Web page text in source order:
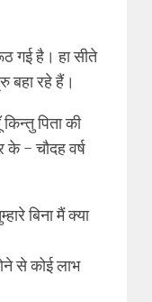
गई है। हा सीते
बहा रहे हैं।
पिता की
– चौदह वर्ष
बिना मैं क्या
से कोई लाभ